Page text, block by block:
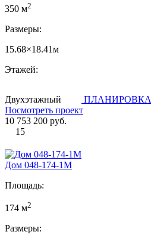
350 м2
Размеры:
15.68×18.41м
Этажей:
Двухэтажный
ПЛАНИРОВКА
Посмотреть проект
10 753 200 руб.
15
Дом 048-174-1М
Площадь:
174 м2
Размеры: